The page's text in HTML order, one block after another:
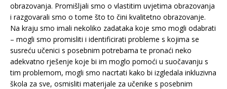
obrazovanja. Promišljali smo o vlastitim uvjetima obrazovanja
i razgovarali smo o tome što to čini kvalitetno obrazovanje.
Na kraju smo imali nekoliko zadataka koje smo mogli odabrati
– mogli smo promisliti i identificirati probleme s kojima se
susreću učenici s posebnim potrebama te pronaći neko
adekvatno rješenje koje bi im moglo pomoći u suočavanju s
tim problemom, mogli smo nacrtati kako bi izgledala inkluzivna
škola za sve, osmisliti materijale za učenike s posebnim